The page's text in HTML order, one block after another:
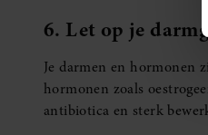
6. Let op je
Je darmen en hormonen
hormonen zoals
antibiotica en sterk